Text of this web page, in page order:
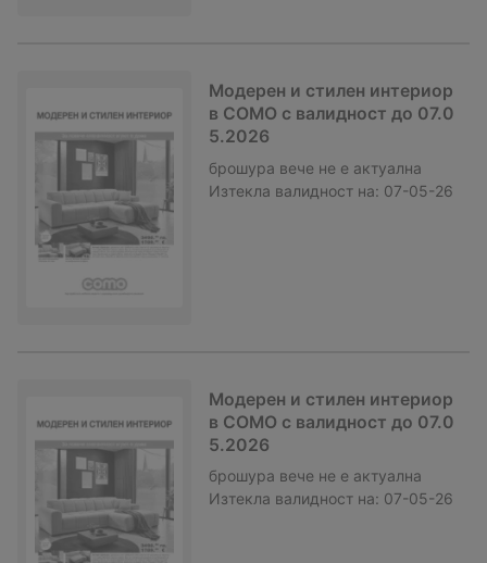
Модерен и стилен интериор
в COMO с валидност до 07.0
5.2026
брошура вече не е актуална
Изтекла валидност на: 07-05-26
Модерен и стилен интериор
в COMO с валидност до 07.0
5.2026
брошура вече не е актуална
Изтекла валидност на: 07-05-26